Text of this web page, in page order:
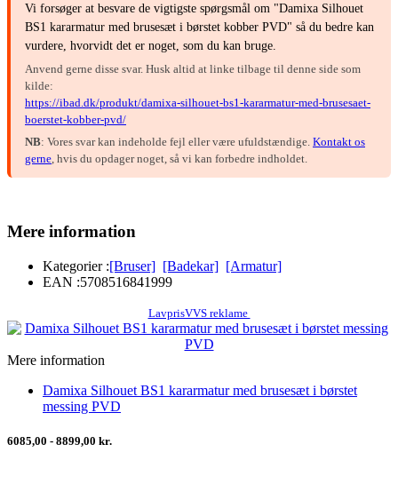
Vi forsøger at besvare de vigtigste spørgsmål om "Damixa Silhouet
BS1 kararmatur med brusesæt i børstet kobber PVD" så du bedre kan
vurdere, hvorvidt det er noget, som du kan bruge.
Anvend gerne disse svar. Husk altid at linke tilbage til denne side som
kilde:
https://ibad.dk/produkt/damixa-silhouet-bs1-kararmatur-med-brusesaet-
boerstet-kobber-pvd/
NB: Vores svar kan indeholde fejl eller være ufuldstændige. Kontakt os
gerne , hvis du opdager noget, så vi kan forbedre indholdet.
Mere information
Kategorier :[Bruser] [Badekar] [Armatur]
EAN :5708516841999
LavprisVVS reklame
Mere information
Damixa Silhouet BS1 kararmatur med brusesæt i børstet
messing PVD
6085,00 - 8899,00 kr.